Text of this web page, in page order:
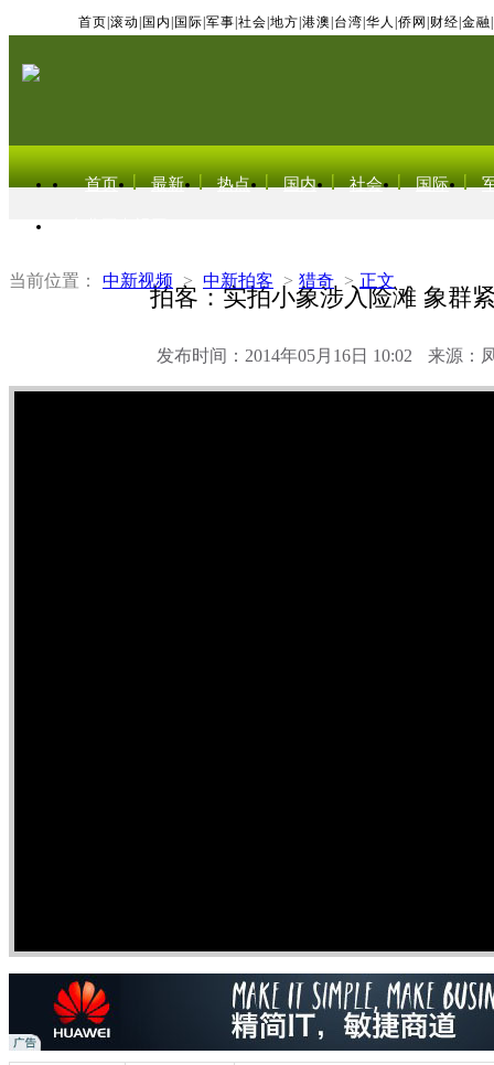
首页 滚动 国内 国际 军事 社会 地方 港澳 台湾 华人 侨网 财经 金融
首页 最新 热点 国内 社会 国际
当前位置： 中新视频 > 中新拍客 > 猎奇 > 正文
拍客：实拍小象涉入险滩 象群
发布时间：2014年05月16日 10:02 来源：